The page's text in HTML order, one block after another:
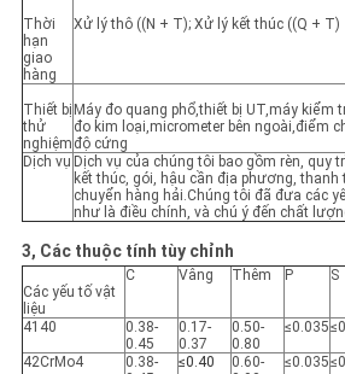
Thời
hạn
giao
hàng
Xử lý thô ((N + T); Xử lý kết thúc ((Q + T)
Thiết bị
thử
nghiệm
Máy đo quang phổ,thiết bị UT,máy kiểm
đo kim loại,micrometer bên ngoài,điểm
độ cứng
Dịch vụ Dịch vụ của chúng tôi bao gồm rèn, quy
kết thúc, gói, hậu cần địa phương, thanh
chuyển hàng hải.Chúng tôi đã đưa các
như là điều chính, và chú ý đến chất
3, Các thuộc tính tùy chỉnh
Các yếu tố vật
liệu
C Vâng Thêm P S
4140
0.38-
0.45
0.17-
0.37
0.50-
0.80
≤0.035
42CrMo4
0.38-
≤0.40
0.60-
≤0.035